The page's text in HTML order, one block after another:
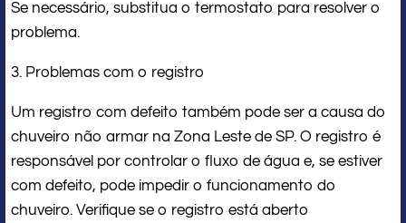
Se necessário, substitua o termostato para resolver o
problema.
3. Problemas com o registro
Um registro com defeito também pode ser a causa do
chuveiro não armar na Zona Leste de SP. O registro é
responsável por controlar o fluxo de água e, se estiver
com defeito, pode impedir o funcionamento do
chuveiro. Verifique se o registro está aberto